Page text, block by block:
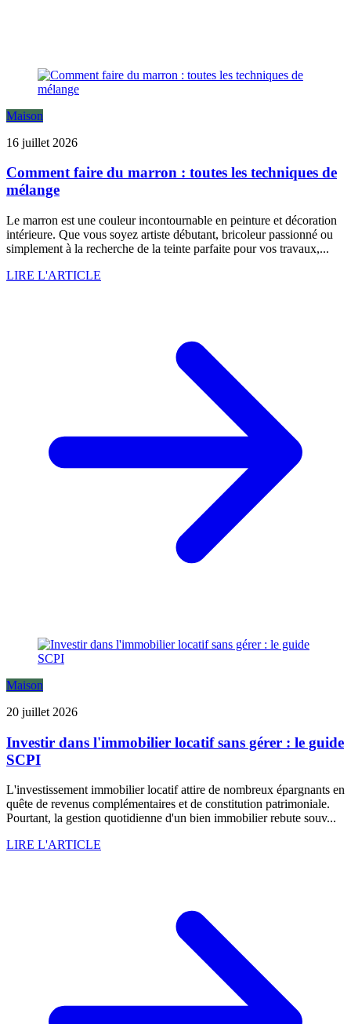
Maison
16 juillet 2026
Comment faire du marron : toutes les techniques de
mélange
Le marron est une couleur incontournable en peinture et décoration
intérieure. Que vous soyez artiste débutant, bricoleur passionné ou
simplement à la recherche de la teinte parfaite pour vos travaux,...
LIRE L'ARTICLE
Maison
20 juillet 2026
Investir dans l'immobilier locatif sans gérer : le guide
SCPI
L'investissement immobilier locatif attire de nombreux épargnants en
quête de revenus complémentaires et de constitution patrimoniale.
Pourtant, la gestion quotidienne d'un bien immobilier rebute souv...
LIRE L'ARTICLE